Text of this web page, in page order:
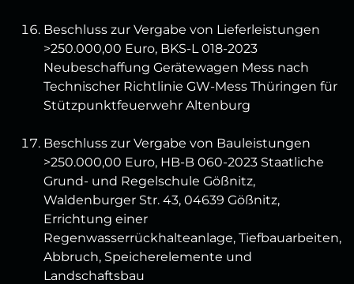
Beschluss zur Vergabe von Lieferleistungen
>250.000,00 Euro, BKS-L 018-2023
Neubeschaffung Gerätewagen Mess nach
Technischer Richtlinie GW-Mess Thüringen für
Stützpunktfeuerwehr Altenburg
Beschluss zur Vergabe von Bauleistungen
>250.000,00 Euro, HB-B 060-2023 Staatliche
Grund- und Regelschule Gößnitz,
Waldenburger Str. 43, 04639 Gößnitz,
Errichtung einer
Regenwasserrückhalteanlage, Tiefbauarbeiten,
Abbruch, Speicherelemente und
Landschaftsbau